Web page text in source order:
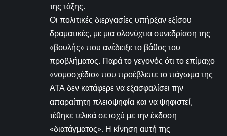
της τάξης.
Οι πολιτικές διεργασίες υπήρξαν εξίσου
δραματικές, με μια ολονύχτια συνεδρίαση της
«βουλής» που ανέδειξε το βάθος του
προβλήματος. Παρά το γεγονός ότι το επίμαχο
«νομοσχέδιο» που προέβλεπε το πάγωμα της
ΑΤΑ δεν κατάφερε να εξασφαλίσει την
απαραίτητη πλειοψηφία και να ψηφιστεί,
τέθηκε τελικά σε ισχύ με την έκδοση
«διατάγματος». Η κίνηση αυτή της